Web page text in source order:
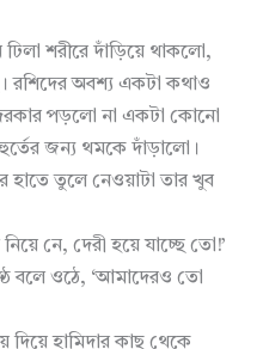
শরীরে দাঁড়িয়ে থাকলো,
রশিদের অবশ্য একটা কথাও
পড়লো না একটা কোনো
জন্য থমকে দাঁড়ালো।
হাতে তুলে নেওয়াটা তার খুব
নে, দেরী হয়ে যাচ্ছে তো!’
বলে ওঠে, ‘আমাদেরও তো
হামিদার কাছ থেকে